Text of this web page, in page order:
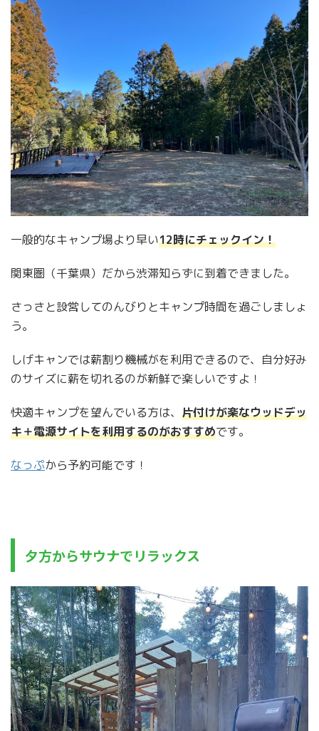
一般的なキャンプ場より早い12時にチェックイン！
関東圏（千葉県）だから渋滞知らずに到着できました。
さっさと設営してのんびりとキャンプ時間を過ごしましょ
う。
しげキャンでは薪割り機械がを利用できるので、自分好み
のサイズに薪を切れるのが新鮮で楽しいですよ！
快適キャンプを望んでいる方は、 片付けが楽なウッドデッ
キ＋電源サイトを利用するのがおすすめです。
なっぷから予約可能です！
夕方からサウナでリラックス